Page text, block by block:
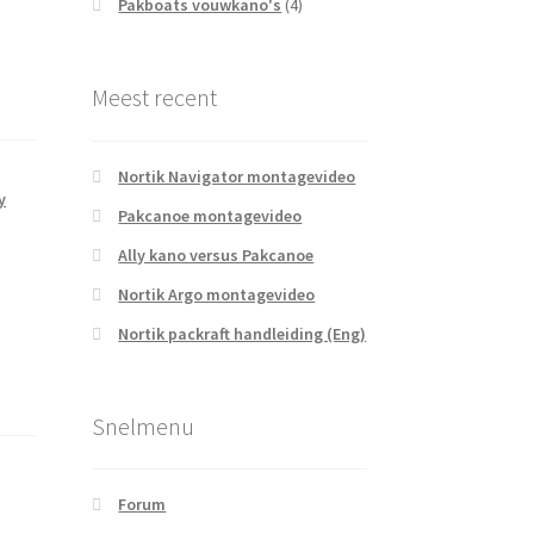
Pakboats vouwkano's (4)
Meest recent
Nortik Navigator montagevideo
Pakcanoe montagevideo
Ally kano versus Pakcanoe
Nortik Argo montagevideo
Nortik packraft handleiding (Eng)
Snelmenu
Forum